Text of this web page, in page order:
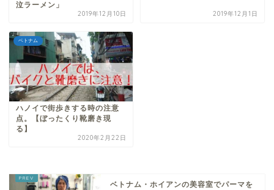
泣ラーメン」
2019年12月10日 2019年12月1日
ベトナム
ハノイで街歩きする時の注意
点。【ぼったくり靴磨き現
る】
2020年2月22日
ベトナム・ホイアンの美容室でパーマを